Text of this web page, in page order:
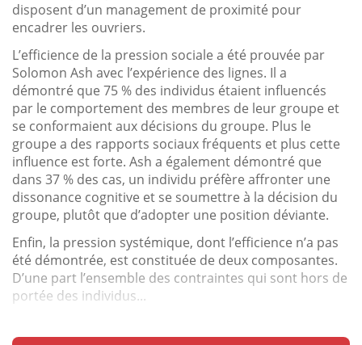
disposent d’un management de proximité pour
encadrer les ouvriers.
L’efficience de la pression sociale a été prouvée par
Solomon Ash avec l’expérience des lignes. Il a
démontré que 75 % des individus étaient influencés
par le comportement des membres de leur groupe et
se conformaient aux décisions du groupe. Plus le
groupe a des rapports sociaux fréquents et plus cette
influence est forte. Ash a également démontré que
dans 37 % des cas, un individu préfère affronter une
dissonance cognitive et se soumettre à la décision du
groupe, plutôt que d’adopter une position déviante.
Enfin, la pression systémique, dont l’efficience n’a pas
été démontrée, est constituée de deux composantes.
D’une part l’ensemble des contraintes qui sont hors de
portée des individus...